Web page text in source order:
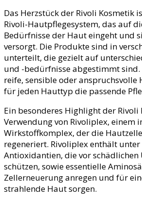
Das Herzstück der Rivoli Kosmetik
Rivoli-Hautpflegesystem, das auf
Bedürfnisse der Haut eingeht und
versorgt. Die Produkte sind in
unterteilt, die gezielt auf
und -bedürfnisse abgestimmt sind.
reife, sensible oder anspruchsvolle
für jeden Hauttyp die passende
Ein besonderes Highlight der Rivoli
Verwendung von Rivoliplex, einem
Wirkstoffkomplex, der die
regeneriert. Rivoliplex enthält
Antioxidantien, die vor
schützen, sowie essentielle
Zellerneuerung anregen und für
strahlende Haut sorgen.